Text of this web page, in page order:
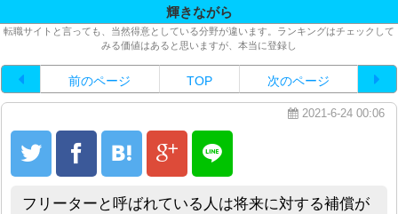
輝きながら
転職サイトと言っても、当然得意としている分野が違います。ランキングはチェックして
みる価値はあると思いますが、本当に登録し
前のページ TOP 次のページ
2021-6-24 00:06
フリーターと呼ばれている人は将来に対する補償が